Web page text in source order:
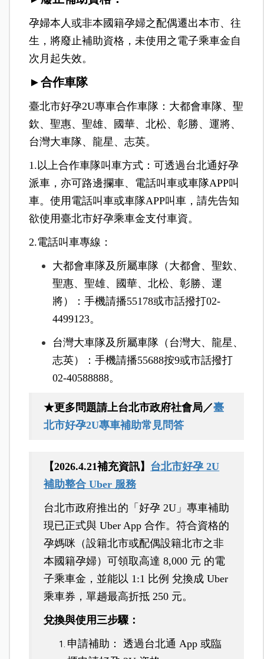
孕婦本人或非本國籍孕婦之配偶遷出本市、往
生，將廢止補助資格，未使用之電子乘車金自
次月起失效。
►合作車隊
臺北市好孕2U專車合作車隊：大都會車隊、聖
欽、聖惠、聖雄、國華、北松、彰勝、運將、
台灣大車隊、龍星、志英。
1.以上合作車隊叫車方式：可透過台北通好孕
派車，亦可路邊攔車、電話叫車或車隊APP叫
車。使用電話叫車或車隊APP叫車，請先告知
欲使用臺北市好孕乘車金支付車資。
2.電話叫車專線：
大都會車隊及所屬車隊（大都會、聖欽、
聖惠、聖雄、國華、北松、彰勝、運
將）：手機請播55178或市話撥打02-
4499123。
台灣大車隊及所屬車隊（台灣大、龍星、
志英）：手機請播55688按9或市話撥打
02-40588888。
★更多問題請上台北市政府社會局／臺
北市好孕2U專車補助常見問答
【2026.4.21補充資訊】 台北市好孕 2U
補助整合 Uber 服務
台北市政府推出的「好孕 2U」專車補助
現已正式與 Uber App 合作。符合資格的
孕媽咪（設籍北市或配偶設籍北市之非
本國籍孕婦）可領取高達 8,000 元 的電
子乘車金，並能以 1:1 比例 兌換成 Uber
乘車券，單趟最高折抵 250 元。
兌換與使用三步驟：
申請補助： 透過台北通 App 或臨